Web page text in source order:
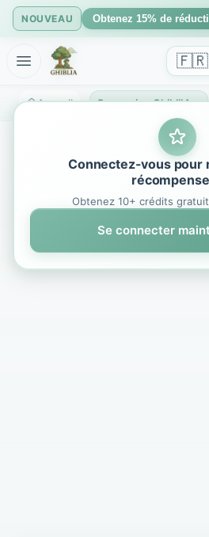
NOUVEAU Obtenez 15% de
🇫🇷
Accueil Connexion GhibliIA - Accédez au Générateur d'Art IA Studio Ghibli
Connectez-vous pour
Obtenez 10+ crédits
Se connecter